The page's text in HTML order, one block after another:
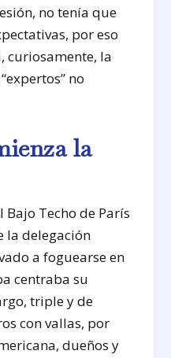
no tenía que
por eso
curiosamente, la
no
la
Techo de París
la delegación
a foguearse en
centraba su
triple y de
con vallas, por
dueños y